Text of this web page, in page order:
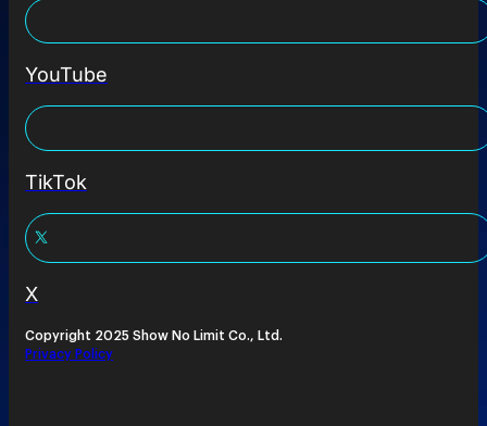
YouTube
TikTok
X
Copyright 2025 Show No Limit Co., Ltd.
Privacy Policy